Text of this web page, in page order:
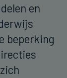
en
beperking